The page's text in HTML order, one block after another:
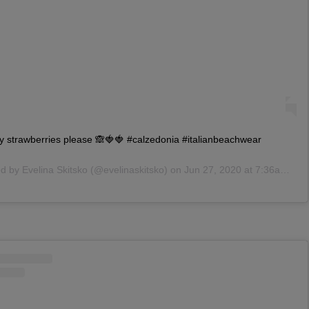
strawberries please 🙈🍓🍓 #calzedonia #italianbeachwear
by Evelina Skitsko (@evelinaskitsko) on Jun 27, 2020 at 7:36am PDT